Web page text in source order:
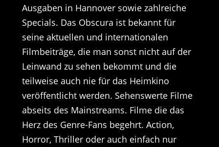
Ausgaben in Hannover sowie zahlreiche
Specials. Das Obscura ist bekannt für
seine aktuellen und internationalen
Filmbeiträge, die man sonst nicht auf der
Leinwand zu sehen bekommt und die
teilweise auch nie für das Heimkino
veröffentlicht werden. Sehenswerte Filme
abseits des Mainstreams. Filme die das
Herz des Genre-Fans begehrt. Action,
Horror, Thriller oder auch einfach nur